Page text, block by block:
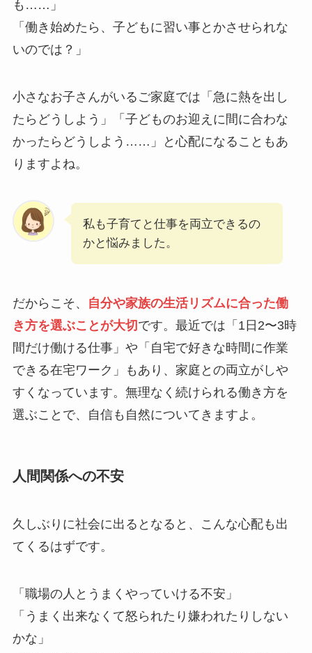
も……」
「働き始めたら、子どもに習い事とかさせられな
いのでは？」
小さなお子さんがいるご家庭では「急に熱を出し
たらどうしよう」「子どものお迎えに間に合わな
かったらどうしよう……」と心配になることもあ
りますよね。
私も子育てと仕事を両立できるの
かと悩みました。
だからこそ、
自分や家族の生活リズムに合った働
き方を選ぶことが大切です。最近では「1日2〜3時
間だけ働ける仕事」や「自宅で好きな時間に作業
できる在宅ワーク」もあり、家庭との両立がしや
すくなっています。無理なく続けられる働き方を
選ぶことで、自信も自然についてきますよ。
人間関係への不安
久しぶりに社会に出るとなると、こんな心配も出
てくるはずです。
「職場の人とうまくやっていける不安」
「うまく出来なくて怒られたり嫌われたりしない
かな」